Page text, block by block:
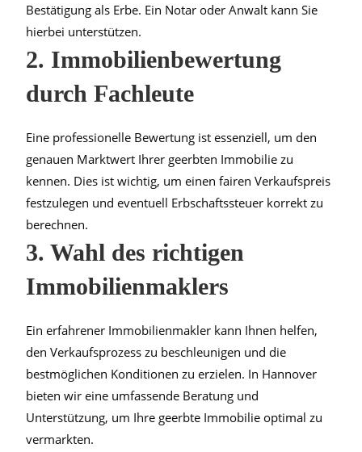
Bestätigung als Erbe. Ein Notar oder Anwalt kann Sie
hierbei unterstützen.
2. Immobilienbewertung
durch Fachleute
Eine professionelle Bewertung ist essenziell, um den
genauen Marktwert Ihrer geerbten Immobilie zu
kennen. Dies ist wichtig, um einen fairen Verkaufspreis
festzulegen und eventuell Erbschaftssteuer korrekt zu
berechnen.
3. Wahl des richtigen
Immobilienmaklers
Ein erfahrener Immobilienmakler kann Ihnen helfen,
den Verkaufsprozess zu beschleunigen und die
bestmöglichen Konditionen zu erzielen. In Hannover
bieten wir eine umfassende Beratung und
Unterstützung, um Ihre geerbte Immobilie optimal zu
vermarkten.